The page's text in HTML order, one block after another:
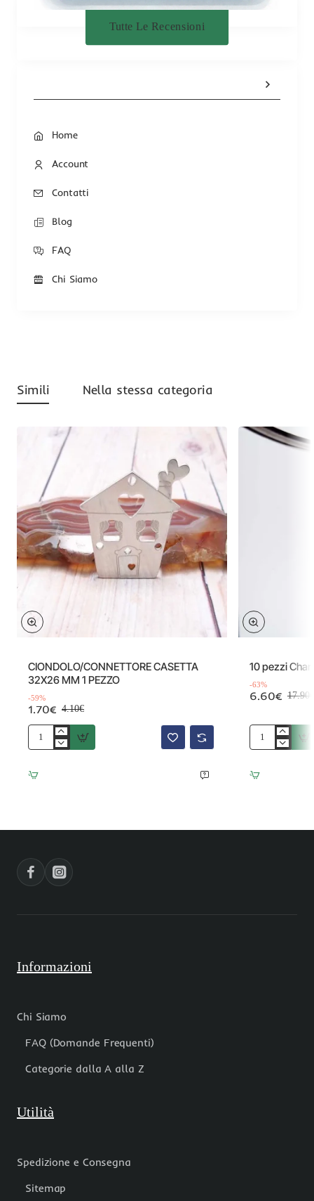
Tutte Le Recensioni
Home
Account
Contatti
Blog
FAQ
Chi Siamo
Simili Nella stessa categoria
CIONDOLO/CONNETTORE CASETTA
32X26 MM 1 PEZZO
-59%
1.70€ 4.10€
CIONDOLO/CONNETTORE
32X26
MM
10 pezzi
-63%
6.60€ 17.90€
Charms
acciaio
Informazioni
Chi Siamo
FAQ (Domande Frequenti)
Categorie dalla A alla Z
Utilità
Spedizione e Consegna
Sitemap